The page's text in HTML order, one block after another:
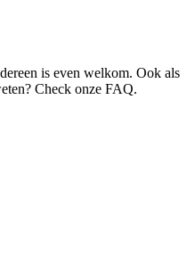
is even welkom. Ook als
Check onze FAQ.